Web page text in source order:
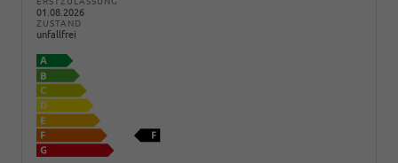
01.08.2026
ZUSTAND
unfallfrei